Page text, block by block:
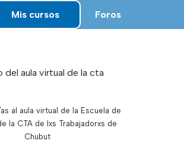
Mis cursos Foros
al aula virtual de la Escuela de
la CTA de lxs Trabajadorxs de
Chubut